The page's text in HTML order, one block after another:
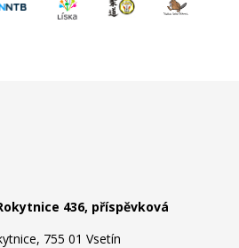
436, příspěvková
755 01 Vsetín